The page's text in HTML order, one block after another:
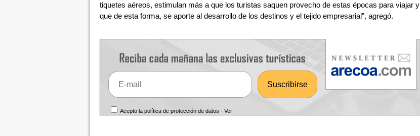
tiquetes aéreos, estimulan más a que los turistas saquen provecho de estas épocas para viajar y
que de esta forma, se aporte al desarrollo de los destinos y el tejido empresarial”, agregó.
Acepto la política de protección de datos -Ver